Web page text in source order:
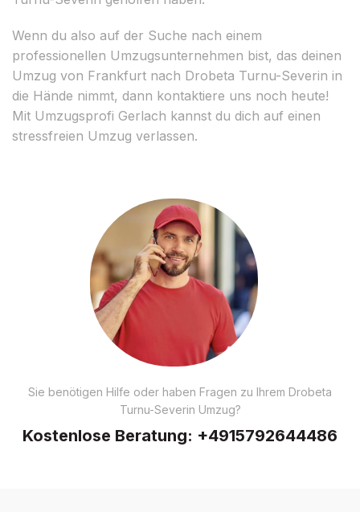
Wenn du also auf der Suche nach einem
professionellen Umzugsunternehmen bist, das deinen
Umzug von Frankfurt nach Drobeta Turnu-Severin in
die Hände nimmt, dann kontaktiere uns noch heute!
Mit Umzugsprofi Gerlach kannst du dich auf einen
stressfreien Umzug verlassen.
Sie benötigen Hilfe oder haben Fragen zu Ihrem Drobeta
Turnu-Severin Umzug?
Kostenlose Beratung: +4915792644486